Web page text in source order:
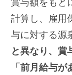
計算し、雇用
与に対する源
と異なり、賞
「前月給与